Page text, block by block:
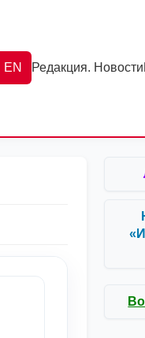
EN Редакция. Новости